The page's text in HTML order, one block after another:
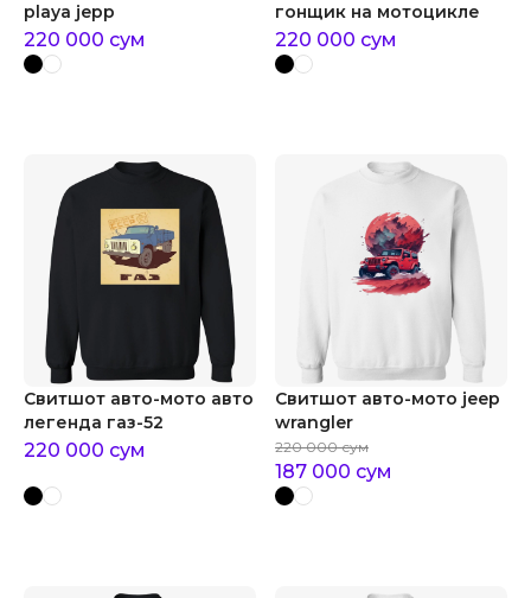
playa jepp
220 000 сум
гонщик на мотоцикле
220 000 сум
Свитшот авто-мото авто
легенда газ-52
220 000 сум
Свитшот авто-мото jeep
wrangler
220 000 сум
187 000 сум